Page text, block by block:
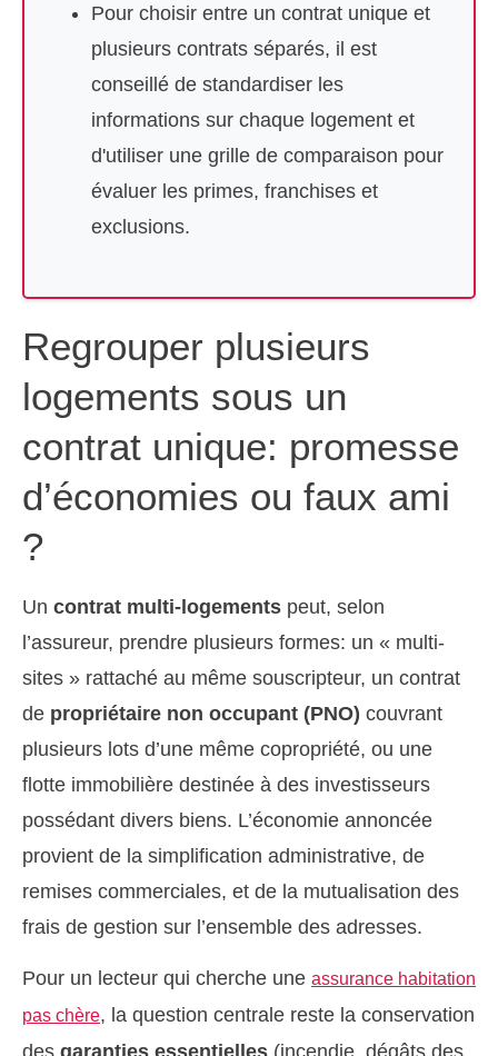
Pour choisir entre un contrat unique et
plusieurs contrats séparés, il est
conseillé de standardiser les
informations sur chaque logement et
d'utiliser une grille de comparaison pour
évaluer les primes, franchises et
exclusions.
Regrouper plusieurs
logements sous un
contrat unique: promesse
d’économies ou faux ami
?
Un contrat multi-logements peut, selon
l’assureur, prendre plusieurs formes: un « multi-
sites » rattaché au même souscripteur, un contrat
de propriétaire non occupant (PNO) couvrant
plusieurs lots d’une même copropriété, ou une
flotte immobilière destinée à des investisseurs
possédant divers biens. L’économie annoncée
provient de la simplification administrative, de
remises commerciales, et de la mutualisation des
frais de gestion sur l’ensemble des adresses.
Pour un lecteur qui cherche une assurance habitation
pas chère, la question centrale reste la conservation